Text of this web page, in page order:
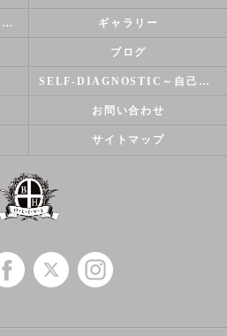
SETTLEMENT～クリセンのズバリ解決シリーズ～ ギャラリー
ブログ
SELF-DIAGNOSTIC～自己診断～
お問い合わせ
サイトマップ